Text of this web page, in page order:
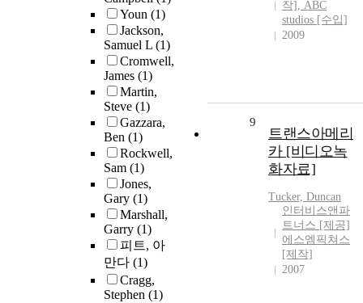
Youn (1)
Jackson,
Samuel L (1)
Cromwell,
James (1)
Martin,
Steve (1)
Gazzara,
Ben (1)
Rockwell,
Sam (1)
Jones,
Gary (1)
Marshall,
Garry (1)
피트, 아
만다 (1)
Cragg,
Stephen (1)
작], ABC
studios [수입]
2009
9
트랜스아메리
카 [비디오녹
화자료]
Tucker, Duncan
인터비스앤파
트너스 [제공]
에스엠픽쳐스
[제작]
2007